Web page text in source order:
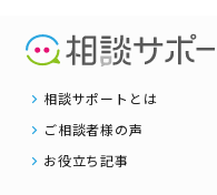
相談サポートとは
ご相談者様の声
お役立ち記事